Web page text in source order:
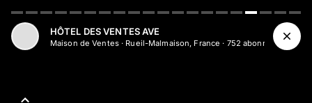
HÔTEL DES VENTES AVE
Maison de Ventes· Rueil-Malmaison, France · 752 abonné s